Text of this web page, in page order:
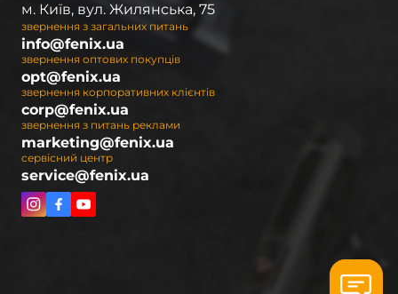
м. Київ, вул. Жилянська, 75
звернення з загальних питань
info@fenix.ua
звернення оптових покупців
opt@fenix.ua
звернення корпоративних клієнтів
corp@fenix.ua
звернення з питань реклами
marketing@fenix.ua
сервісний центр
service@fenix.ua